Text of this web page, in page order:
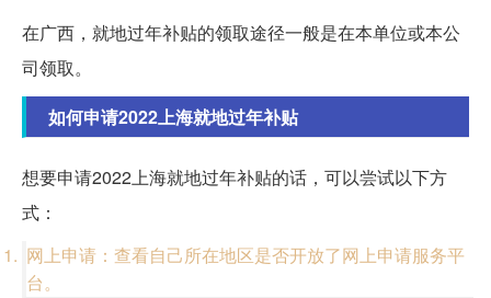
在广西，就地过年补贴的领取途径一般是在本单位或本公
司领取。
如何申请2022上海就地过年补贴
想要申请2022上海就地过年补贴的话，可以尝试以下方
式：
网上申请：查看自己所在地区是否开放了网上申请服务平
台。